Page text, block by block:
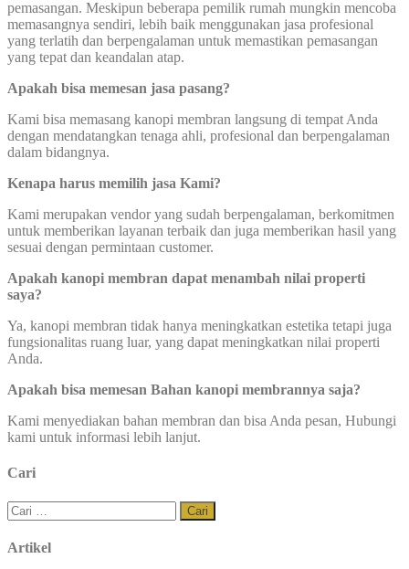
pemasangan. Meskipun beberapa pemilik rumah mungkin mencoba
memasangnya sendiri, lebih baik menggunakan jasa profesional
yang terlatih dan berpengalaman untuk memastikan pemasangan
yang tepat dan keandalan atap.
Apakah bisa memesan jasa pasang?
Kami bisa memasang kanopi membran langsung di tempat Anda
dengan mendatangkan tenaga ahli, profesional dan berpengalaman
dalam bidangnya.
Kenapa harus memilih jasa Kami?
Kami merupakan vendor yang sudah berpengalaman, berkomitmen
untuk memberikan layanan terbaik dan juga memberikan hasil yang
sesuai dengan permintaan customer.
Apakah kanopi membran dapat menambah nilai properti
saya?
Ya, kanopi membran tidak hanya meningkatkan estetika tetapi juga
fungsionalitas ruang luar, yang dapat meningkatkan nilai properti
Anda.
Apakah bisa memesan Bahan kanopi membrannya saja?
Kami menyediakan bahan membran dan bisa Anda pesan, Hubungi
kami untuk informasi lebih lanjut.
Cari
Cari
untuk:
Artikel